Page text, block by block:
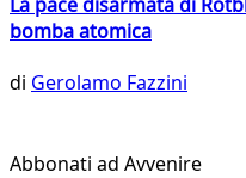
bomba atomica
di Gerolamo Fazzini
Abbonati ad Avvenire